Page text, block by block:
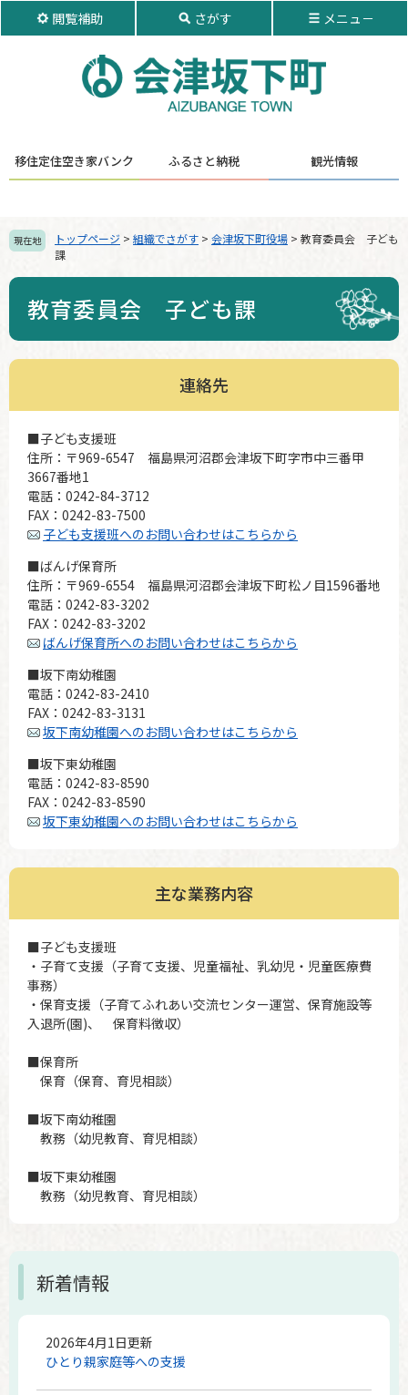
本
閲覧補助 さがす メニュ－
移住定住空き家バンク ふるさと納税 観光情報
現在地 トップページ > 組織でさがす > 会津坂下町役場 > 教育委員会 子ども
課
教育委員会 子ども課
本
新着情報
2026年4月1日更新
ひとり親家庭等への支援
連絡先
■子ども支援班
住所：〒969-6547 福島県河沼郡会津坂下町字市中三番甲
3667番地1
電話：0242-84-3712
FAX：0242-83-7500
子ども支援班へのお問い合わせはこちらから
■ばんげ保育所
住所：〒969-6554 福島県河沼郡会津坂下町松ノ目1596番地
電話：0242-83-3202
FAX：0242-83-3202
ばんげ保育所へのお問い合わせはこちらから
■坂下南幼稚園
電話：0242-83-2410
FAX：0242-83-3131
坂下南幼稚園へのお問い合わせはこちらから
■坂下東幼稚園
電話：0242-83-8590
FAX：0242-83-8590
坂下東幼稚園へのお問い合わせはこちらから
主な業務内容
■子ども支援班
・子育て支援（子育て支援、児童福祉、乳幼児・児童医療費
事務）
・保育支援（子育てふれあい交流センター運営、保育施設等
入退所(園)、 保育料徴収）
■保育所
保育（保育、育児相談）
■坂下南幼稚園
教務（幼児教育、育児相談）
■坂下東幼稚園
教務（幼児教育、育児相談）